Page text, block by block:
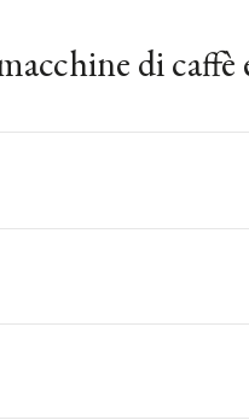
di caffè